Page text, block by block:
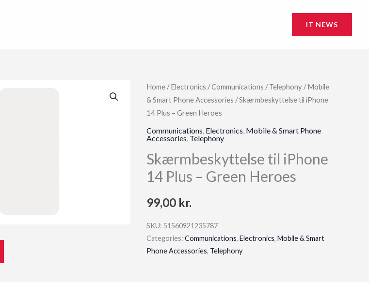
IT NEWS
Home /Electronics /Communications /Telephony /Mobile
& Smart Phone Accessories / Skærmbeskyttelse til iPhone
14 Plus – Green Heroes
Communications Electronics Mobile & Smart Phone
Accessories Telephony
Skærmbeskyttelse til iPhone
14 Plus – Green Heroes
99,00 kr.
SKU:51560921235787
Categories:Communications,Electronics,Mobile & Smart
Phone Accessories, Telephony